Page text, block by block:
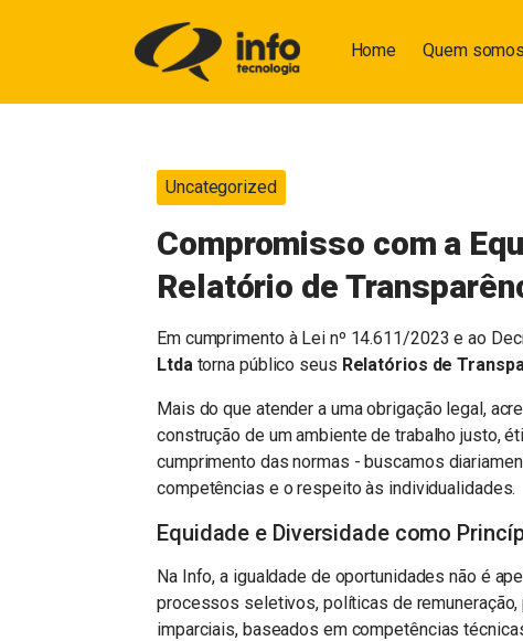
Home Quem somos
Uncategorized
Compromisso com a
Relatório de
Em cumprimento à Lei nº 14.611/2023 e ao
Ltdatorna público seus Relatórios de
Mais do que atender a uma obrigação legal,
construção de um ambiente de trabalho justo,
cumprimento das normas - buscamos
competências e o respeito às individualidades.
Equidade e Diversidade como
Na Info, a igualdade de oportunidades não é
processos seletivos, políticas de
imparciais, baseados em competências